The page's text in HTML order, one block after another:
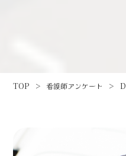
TOP > 看護師アンケート >